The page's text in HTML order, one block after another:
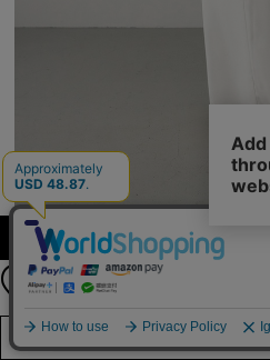
カラーを選択する（フ
店舗在庫
公式LINE
お友達登録
最新情報を
詳しくは